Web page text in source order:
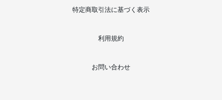
特定商取引法に基づく表示
利用規約
お問い合わせ